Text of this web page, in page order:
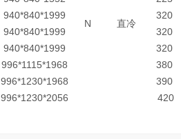
N 直冷
940*840*1999
320
940*840*1999
320
940*840*1999
320
996*1115*1968
380
996*1230*1968
390
996*1230*2056 420